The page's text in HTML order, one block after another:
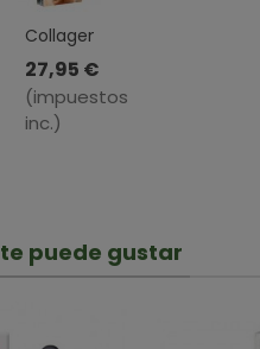
Collagenix
Lift · ESI ·
10
Parches
27,95 €
(impuestos
inc.)
puede gustar